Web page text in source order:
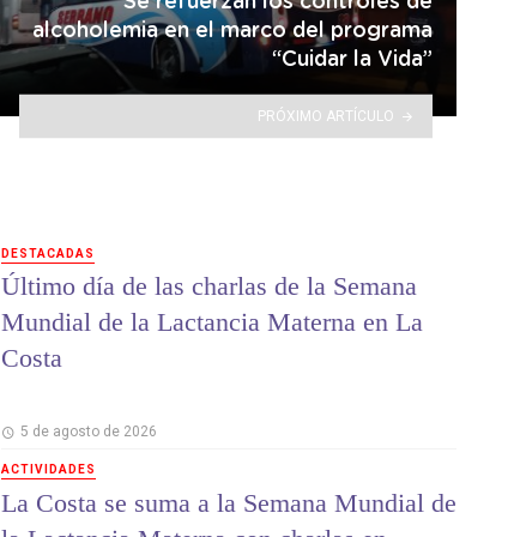
alcoholemia en el marco del programa
“Cuidar la Vida”
PRÓXIMO ARTÍCULO
DESTACADAS
Último día de las charlas de la Semana
Mundial de la Lactancia Materna en La
Costa
5 de agosto de 2026
ACTIVIDADES
La Costa se suma a la Semana Mundial de